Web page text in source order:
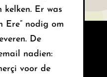
Er was
Ere” nodig om
De
nadien:
voor de